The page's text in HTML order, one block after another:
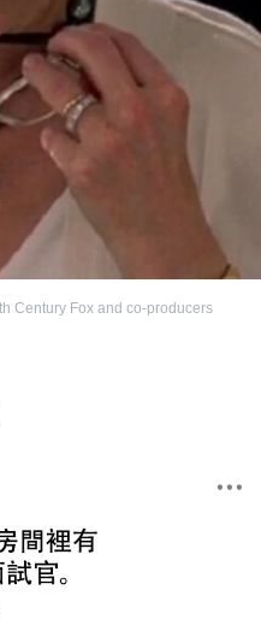
Century Fox and co-producers